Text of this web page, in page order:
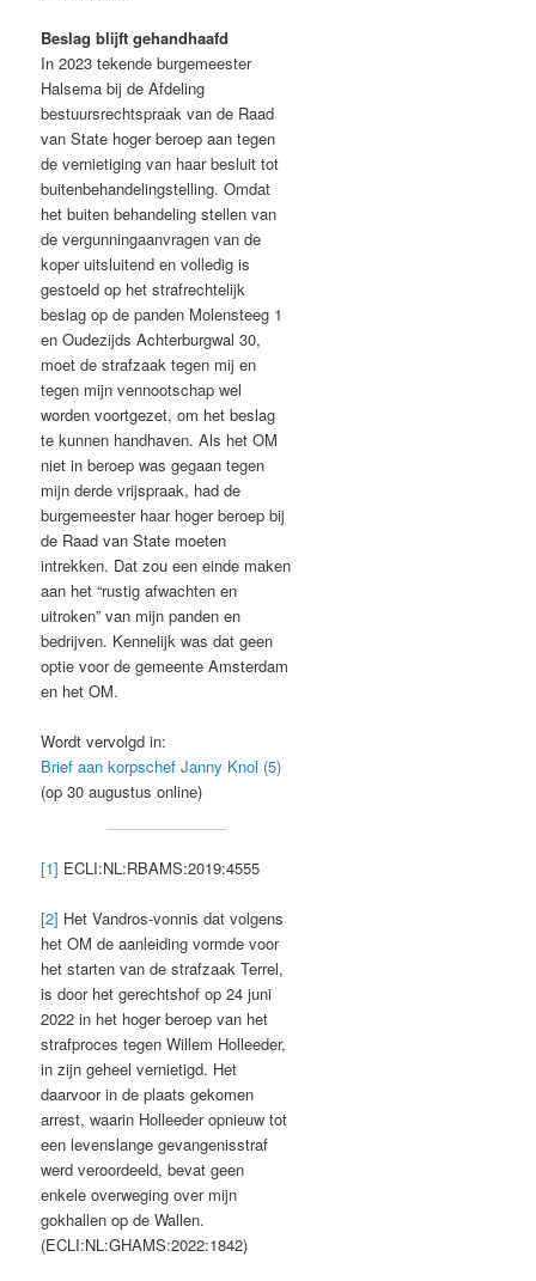
Beslag blijft gehandhaafd
In 2023 tekende burgemeester
Halsema bij de Afdeling
bestuursrechtspraak van de Raad
van State hoger beroep aan tegen
de vernietiging van haar besluit tot
buitenbehandelingstelling. Omdat
het buiten behandeling stellen van
de vergunningaanvragen van de
koper uitsluitend en volledig is
gestoeld op het strafrechtelijk
beslag op de panden Molensteeg 1
en Oudezijds Achterburgwal 30,
moet de strafzaak tegen mij en
tegen mijn vennootschap wel
worden voortgezet, om het beslag
te kunnen handhaven. Als het OM
niet in beroep was gegaan tegen
mijn derde vrijspraak, had de
burgemeester haar hoger beroep bij
de Raad van State moeten
intrekken. Dat zou een einde maken
aan het “rustig afwachten en
uitroken” van mijn panden en
bedrijven. Kennelijk was dat geen
optie voor de gemeente Amsterdam
en het OM.
Wordt vervolgd in:
Brief aan korpschef Janny Knol (5)
(op 30 augustus online)
[1] ECLI:NL:RBAMS:2019:4555
[2] Het Vandros-vonnis dat volgens
het OM de aanleiding vormde voor
het starten van de strafzaak Terrel,
is door het gerechtshof op 24 juni
2022 in het hoger beroep van het
strafproces tegen Willem Holleeder,
in zijn geheel vernietigd. Het
daarvoor in de plaats gekomen
arrest, waarin Holleeder opnieuw tot
een levenslange gevangenisstraf
werd veroordeeld, bevat geen
enkele overweging over mijn
gokhallen op de Wallen.
(ECLI:NL:GHAMS:2022:1842)